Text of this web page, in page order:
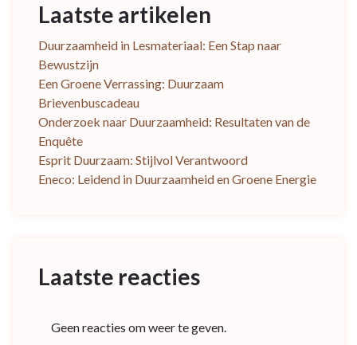
Laatste artikelen
Duurzaamheid in Lesmateriaal: Een Stap naar
Bewustzijn
Een Groene Verrassing: Duurzaam
Brievenbuscadeau
Onderzoek naar Duurzaamheid: Resultaten van de
Enquête
Esprit Duurzaam: Stijlvol Verantwoord
Eneco: Leidend in Duurzaamheid en Groene Energie
Laatste reacties
Geen reacties om weer te geven.